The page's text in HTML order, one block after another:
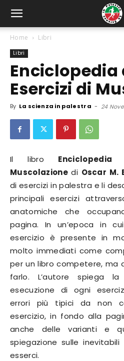
Home Libri
Libri
Enciclopedia
Esercizi di
By La scienza in palestra - 24
Il libro
Muscolazionedi Oscar M.
di esercizi in palestra e li
principali esercizi
anatomiche che
pagina. In un’epoca in
esercizio è presente in
molto immediati come
per un libro competere, ma
farlo. L’autore spiega
esecuzione di ogni
errori più tipici da non
esercizio, in fondo alla
anche delle varianti e
spiegazione sulle
esserci.